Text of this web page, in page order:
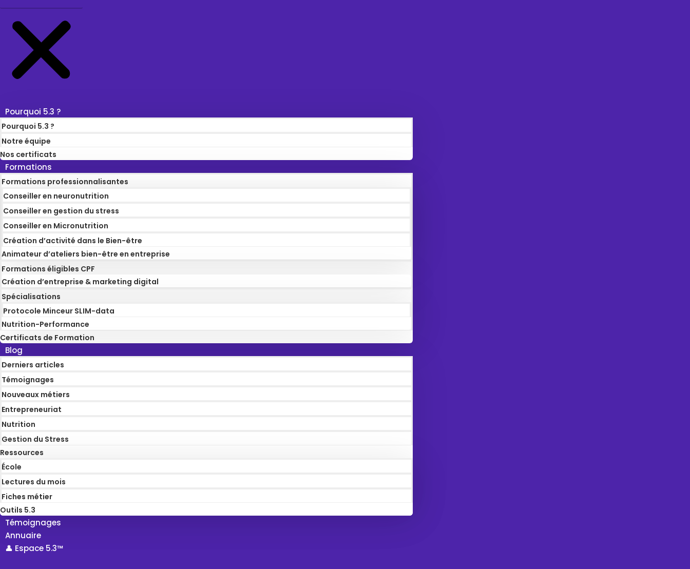
Pourquoi 5.3 ?
Pourquoi 5.3 ?
Notre équipe
Nos certificats
Formations
Formations professionnalisantes
Conseiller en neuronutrition
Conseiller en gestion du stress
Conseiller en Micronutrition
Création d’activité dans le Bien-être
Animateur d’ateliers bien-être en entreprise
Formations éligibles CPF
Création d’entreprise & marketing digital
Spécialisations
Protocole Minceur SLIM-data
Nutrition-Performance
Certificats de Formation
Blog
Derniers articles
Témoignages
Nouveaux métiers
Entrepreneuriat
Nutrition
Gestion du Stress
Ressources
École
Lectures du mois
Fiches métier
Outils 5.3
Témoignages
Annuaire
👤 Espace 5.3™